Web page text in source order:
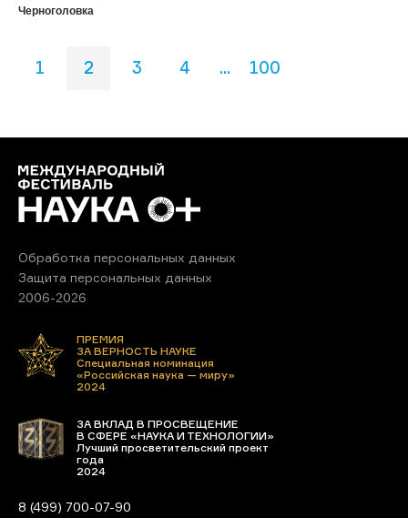
Черноголовка
1 2 3 4 ... 100
Обработка персональных данных
Защита персональных данных
2006-2026
ПРЕМИЯ
ЗА ВЕРНОСТЬ НАУКЕ
Специальная номинация
«Российская наука — миру»
2024
ЗА ВКЛАД В ПРОСВЕЩЕНИЕ
В СФЕРЕ «НАУКА И ТЕХНОЛОГИИ»
Лучший просветительский проект
года
2024
8 (499) 700-07-90